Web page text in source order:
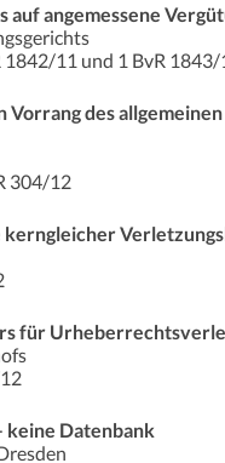
angemessene
11 und 1 BvR 1843/
Vorrang des
304/12
für
keine Datenbank